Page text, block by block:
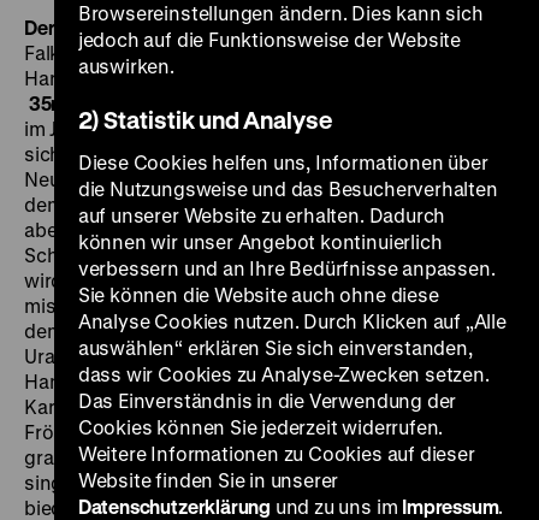
Der Kongreß tanztD 1931, R: Erik Charell, B:Norbert
Falk
, Robert Liebmann, K: Carl Hoffmann, D:Lilian
Harvey,Willy Fritsch
35mm
im Jahr 1815. Nach der Niederlage Napoleons haben
sich die gekrönten Häupter Europas zur politischen
Neuordnung versammelt. Die diplomatische Arbeit auf
dem Wiener Kongress dient Regisseur Erik Charell
aber nur als Kulisse für eine im Spiel von Sein und
Schein verstrickte Liebesgeschichte. Gleich zu Beginn
wird ein Blumenwurf als Bombenattentat
missverstanden, und das Volk, das nicht weiß, ob es
dem Zaren oder dessen lächerlichem Doppelgänger
Uralsky zujubelt, systematisch hintergangen. Nur die
Handschuhmacherin Christel (Lilian Harvey), laut
Karsten Witte eine Verkörperung „mechanisierte(r)
Fröhlichkeit“, lebt ungestört ihren Tagtraum. In einer
grandiosen Plansequenz führt die offene Kutsche die
singende Christel durch eine antirealistische,
biedermeierliche Landschaft. Zwei Jahre nach dem
Browsereinstellungen ändern. Dies kann sich
jedoch auf die Funktionsweise der Website
auswirken.
2) Statistik und Analyse
Diese Cookies helfen uns, Informationen über
die Nutzungsweise und das Besucherverhalten
auf unserer Website zu erhalten. Dadurch
können wir unser Angebot kontinuierlich
verbessern und an Ihre Bedürfnisse anpassen.
Sie können die Website auch ohne diese
Analyse Cookies nutzen. Durch Klicken auf „Alle
auswählen“ erklären Sie sich einverstanden,
dass wir Cookies zu Analyse-Zwecken setzen.
Das Einverständnis in die Verwendung der
Cookies können Sie jederzeit widerrufen.
Weitere Informationen zu Cookies auf dieser
Website finden Sie in unserer
Datenschutzerklärung und zu uns im Impressum.